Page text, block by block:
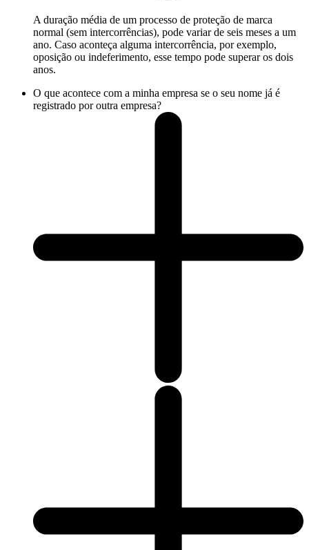
A duração média de um processo de proteção de marca
normal (sem intercorrências), pode variar de seis meses a um
ano. Caso aconteça alguma intercorrência, por exemplo,
oposição ou indeferimento, esse tempo pode superar os dois
anos.
O que acontece com a minha empresa se o seu nome já é
registrado por outra empresa?